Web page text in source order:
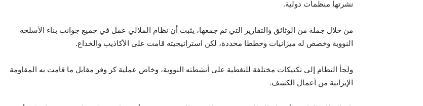
نشرتها منظمات دولية.
من خلال جملة من الوثائق والتقارير التي تم جمعها، يثبت أن نظام الملالي عمل في جميع جوانب بناء الأسلحة
النووية وخصص له ميزانيات وخططا محددة، لكن استراتيجيته قامت على الأكاذيب والخداع.
ولجأ النظام إلى تكتيكات مختلفة للتغطية على أنشطته النووية، وخاض عملية كر وفر مقابل ما قامت به المقاومة
الإيرانية من أعمال الكشف.